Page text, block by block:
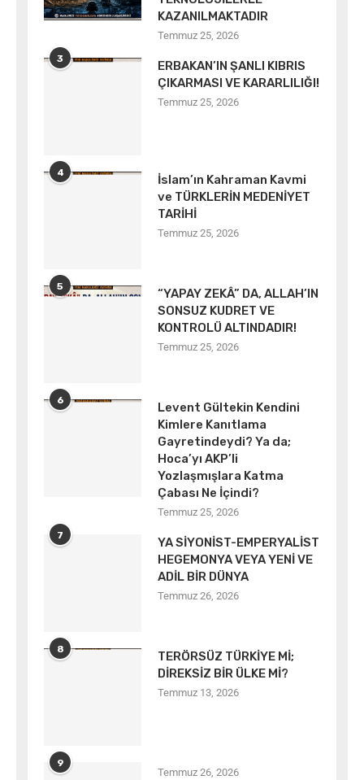
KAZANILMAKTADIR
Temmuz 25, 2026
3
ERBAKAN’IN ŞANLI KIBRIS
ÇIKARMASI VE KARARLILIĞI!
Temmuz 25, 2026
4
İslam’ın Kahraman Kavmi
ve TÜRKLERİN MEDENİYET
TARİHİ
Temmuz 25, 2026
5
“YAPAY ZEKÂ” DA, ALLAH’IN
SONSUZ KUDRET VE
KONTROLÜ ALTINDADIR!
Temmuz 25, 2026
6
Levent Gültekin Kendini
Kimlere Kanıtlama
Gayretindeydi? Ya da;
Hoca’yı AKP’li
Yozlaşmışlara Katma
Çabası Ne İçindi?
Temmuz 25, 2026
7
YA SİYONİST-EMPERYALİST
HEGEMONYA VEYA YENİ VE
ADİL BİR DÜNYA
Temmuz 26, 2026
8
TERÖRSÜZ TÜRKİYE Mİ;
DİREKSİZ BİR ÜLKE Mİ?
Temmuz 13, 2026
9
Temmuz 26, 2026